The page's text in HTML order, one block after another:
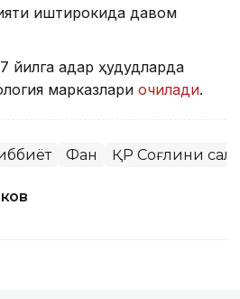
иштирокида давом
йилга қадар ҳудудларда
марказлари очилади.
Фан ҚР Соғлиқни